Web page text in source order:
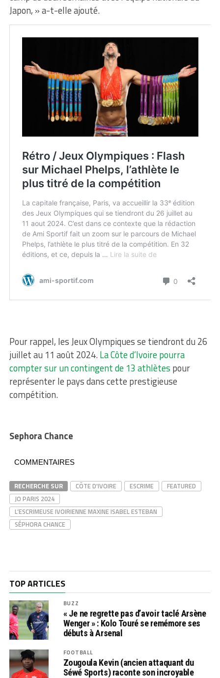
Japon, » a-t-elle ajouté.
Pour rappel, les Jeux Olympiques se tiendront du 26
juillet au 11 août 2024.La Côte d’Ivoire pourra
compter sur un contingent de 13 athlètes pour
représenter le pays dans cette prestigieuse
compétition.
Sephora Chance
COMMENTAIRES
RECHERCHE SUR CÔTE D'IVOIRE ESCRIME
FEATURED
JO PARIS 2024
L’ESCRIMEUSE IVOIRIENNE MAXINE ISABEL ESTEBAN
SÉPHORA CHANCE
TOP ARTICLES
BUZZ
« Je ne regrette pas d’avoir taclé Arsène
Wenger » : Kolo Touré se remémore ses
débuts à Arsenal
FOOTBALL
Zougoula Kevin (ancien attaquant du
Séwé Sports) raconte son incroyable